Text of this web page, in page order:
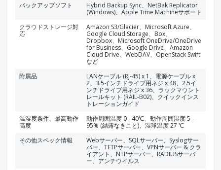
バックアップソフト
Hybrid Backup Sync、NetBak Replicator
(Windows)、Apple Time Machineサポート
クラウドストレージ対
応
Amazon S3/Glacier、Microsoft Azure、
Google Cloud Storage、Box、
Dropbox、Microsoft OneDrive/OneDrive
for Business、Google Drive、Amazon
Cloud Drive、WebDAV、OpenStack Swift
など
附属品
LANケーブル (RJ-45) x 1、電源ケーブル x
2、3.5インチドライブ用ネジ x 48、2.5イ
ンチドライブ用ネジ x 36、ラックマウント
レールキット (RAIL-B02)、クイックインス
トレーションガイド
温湿度条件、最高動作
高度
動作周囲温度 0 - 40℃、動作周囲湿度 5 -
95% (結露なきこと)、湿球温度 27 ℃
その他スペック情報
Webサーバー、SQLサーバー、Syslogサー
バー、TFTPサーバー、VPNサーバー & クラ
イアント、NTPサーバー、RADIUSサーバ
ー、アンチウイルス